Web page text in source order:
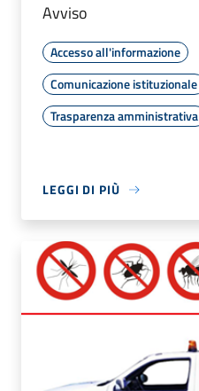
Avviso
Accesso all'informazione
Comunicazione istituzionale
Trasparenza amministrativa
LEGGI DI PIÙ